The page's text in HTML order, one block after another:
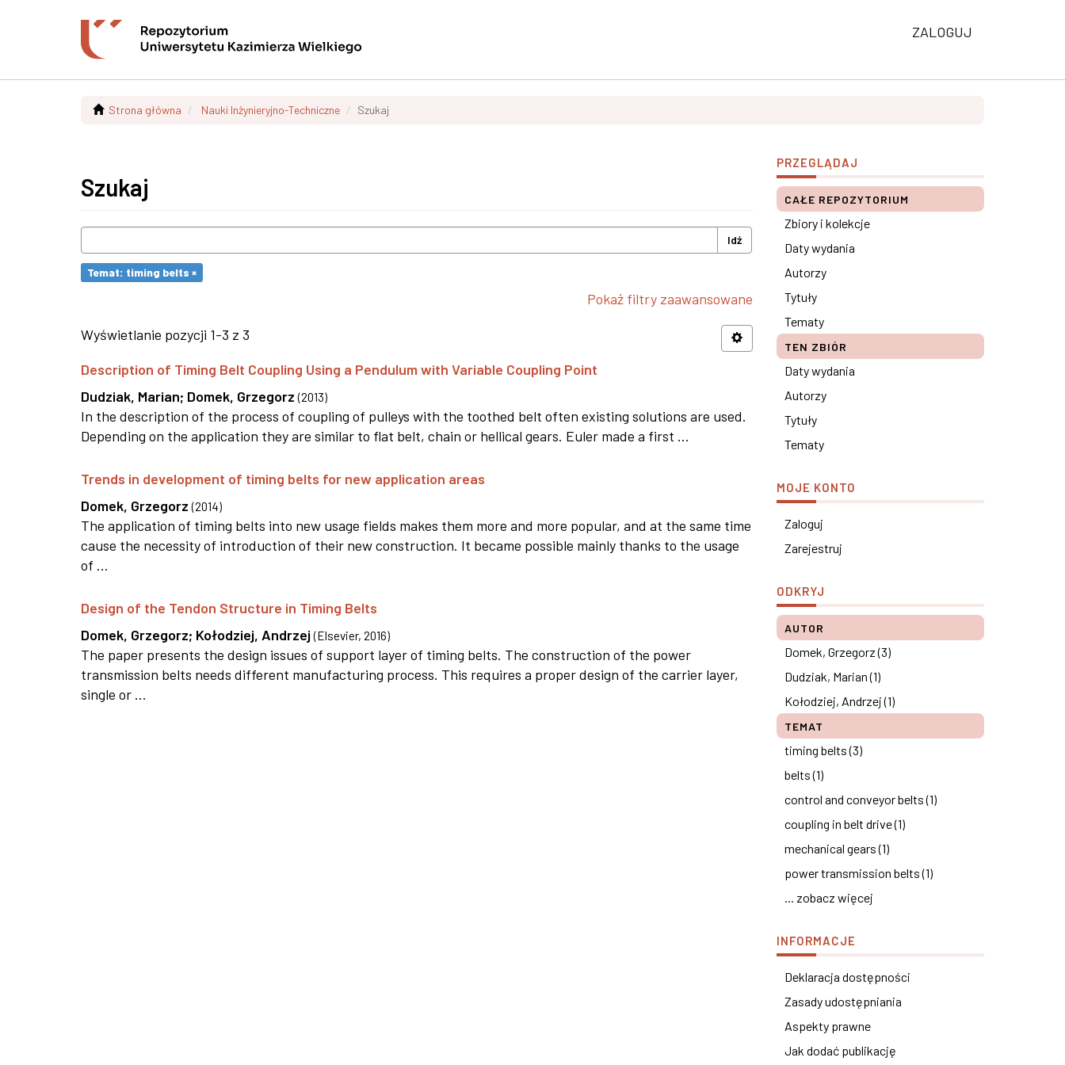
ZALOGUJ
Strona główna Nauki Inżynieryjno-Techniczne Szukaj
Szukaj
Idź
Temat: timing belts ×
Pokaż filtry zaawansowane
Wyświetlanie pozycji 1-3 z 3
Description of Timing Belt Coupling Using a Pendulum with Variable Coupling Point
Dudziak, Marian; Domek, Grzegorz (2013)
In the description of the process of coupling of pulleys with the toothed belt often existing solutions are used.
Depending on the application they are similar to flat belt, chain or hellical gears. Euler made a first ...
Trends in development of timing belts for new application areas
Domek, Grzegorz (2014)
The application of timing belts into new usage fields makes them more and more popular, and at the same time
cause the necessity of introduction of their new construction. It became possible mainly thanks to the usage
of ...
Design of the Tendon Structure in Timing Belts
Domek, Grzegorz; Kołodziej, Andrzej (Elsevier, 2016)
The paper presents the design issues of support layer of timing belts. The construction of the power
transmission belts needs different manufacturing process. This requires a proper design of the carrier layer,
single or ...
PRZEGLĄDAJ
CAŁE REPOZYTORIUM
Zbiory i kolekcje
Daty wydania
Autorzy
Tytuły
Tematy
TEN ZBIÓR
Daty wydania
Autorzy
Tytuły
Tematy
MOJE KONTO
Zaloguj
Zarejestruj
ODKRYJ
AUTOR
Domek, Grzegorz (3)
Dudziak, Marian (1)
Kołodziej, Andrzej (1)
TEMAT
timing belts (3)
belts (1)
control and conveyor belts (1)
coupling in belt drive (1)
mechanical gears (1)
power transmission belts (1)
... zobacz więcej
INFORMACJE
Deklaracja dostępności
Zasady udostępniania
Aspekty prawne
Jak dodać publikację